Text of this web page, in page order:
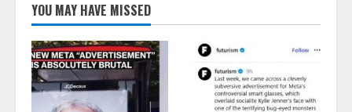
YOU MAY HAVE MISSED